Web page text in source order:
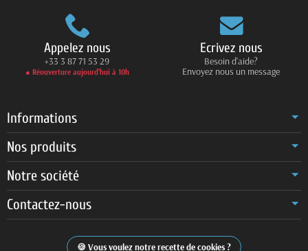
Appelez nous
+33 3 87 71 53 29
● Réouverture aujourd’hui à 10h
Ecrivez nous
Besoin d'aide?
Envoyez nous un message
Informations
Nos produits
Notre société
Contactez-nous
Vous voulez notre recette de cookies ?